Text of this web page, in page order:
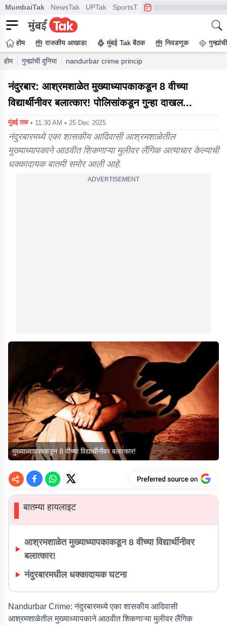
MumbaiTak NewsTak UPTak SportsTak CrimeTak
होम राजकीय आखाडा मुंबई Tak बैठक निवडणूक
होम गुन्ह्यांची दुनिया nandurbar crime principal rapes 8th grade
नंदुरबार: आश्रमशाळेत मुख्याध्यापकाकडून 8 वीच्या
विद्यार्थीनीवर बलात्कार! पोलिसांकडून गुन्हा दाखल...
मुंबई तक • 11:30 AM • 25 Dec 2025
नंदुरबारमध्ये एका शासकीय आदिवासी आश्रमशाळेतील
मुख्याध्यापकाने आठवीत शिकणाऱ्या मुलीवर लैंगिक अत्याचार केल्याची
धक्कादायक बातमी समोर आली आहे.
ADVERTISEMENT
मुख्याध्यापकाकडून 8 वीच्या विद्यार्थीनीवर बलात्कार!
▌बातम्या हायलाइट
आश्रमशाळेत मुख्याध्यापकाकडून 8 वीच्या विद्यार्थीनीवर
बलात्कार!
नंदुरबारमधील धक्कादायक घटना
Nandurbar Crime:नंदुरबारमध्ये एका शासकीय आदिवासी
आश्रमशाळेतील मुख्याध्यापकाने आठवीत शिकणाऱ्या मुलीवर लैंगिक